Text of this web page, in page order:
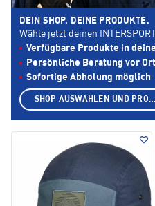
DEIN SHOP. DEINE PRODUKTE.
Wähle jetzt deinen
Verfügbare Produkte in
Persönliche Beratung vor Ort
Sofortige Abholung möglich
SHOP AUSWÄHLEN UND PRODUKTE ANZEIGEN